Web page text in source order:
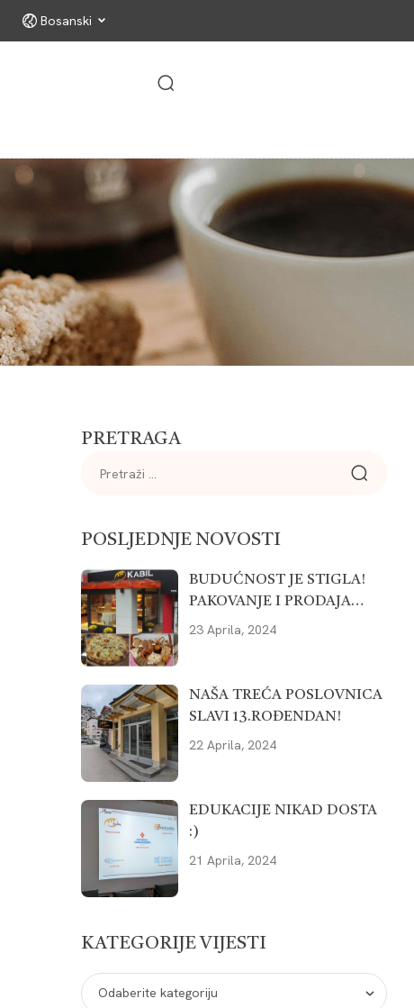
Bosanski
PRETRAGA
POSLJEDNJE NOVOSTI
BUDUĆNOST JE STIGLA!
PAKOVANJE I PRODAJA
PEKARSKIH PROIZVODA
23 Aprila, 2024
NAŠA TREĆA POSLOVNICA
SLAVI 13.ROĐENDAN!
22 Aprila, 2024
EDUKACIJE NIKAD DOSTA
:)
21 Aprila, 2024
KATEGORIJE VIJESTI